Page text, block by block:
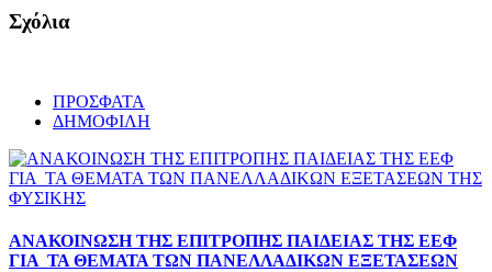
Σχόλια
ΠΡΟΣΦΑΤΑ
ΔΗΜΟΦΙΛΗ
ΑΝΑΚΟΙΝΩΣΗ ΤΗΣ ΕΠΙΤΡΟΠΗΣ ΠΑΙΔΕΙΑΣ ΤΗΣ ΕΕΦ
ΓΙΑ ΤΑ ΘΕΜΑΤΑ ΤΩΝ ΠΑΝΕΛΛΑΔΙΚΩΝ ΕΞΕΤΑΣΕΩΝ